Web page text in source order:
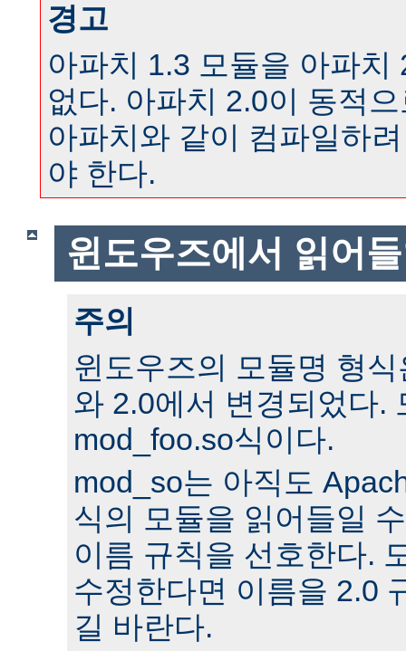
경고
아파치 1.3 모듈을 아파치
없다. 아파치 2.0이 동적
아파치와 같이 컴파일하
야 한다.
윈도우즈에서 읽어
주의
윈도우즈의 모듈명 형
와 2.0에서 변경되었다.
mod_foo.so식이다.
mod_so는 아직도
식의 모듈을 읽어들일
이름 규칙을 선호한다.
수정한다면 이름을 2.0
길 바란다.